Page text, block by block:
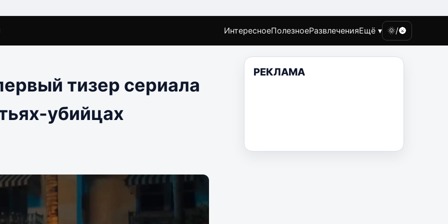
ИнтересноеПолезноеРазвлеченияЕщё ▾ 🌞/🌚
тизер сериала
убийцах
РЕКЛАМА